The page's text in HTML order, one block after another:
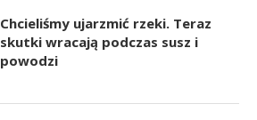
Chcieliśmy ujarzmić rzeki. Teraz
skutki wracają podczas susz i
powodzi